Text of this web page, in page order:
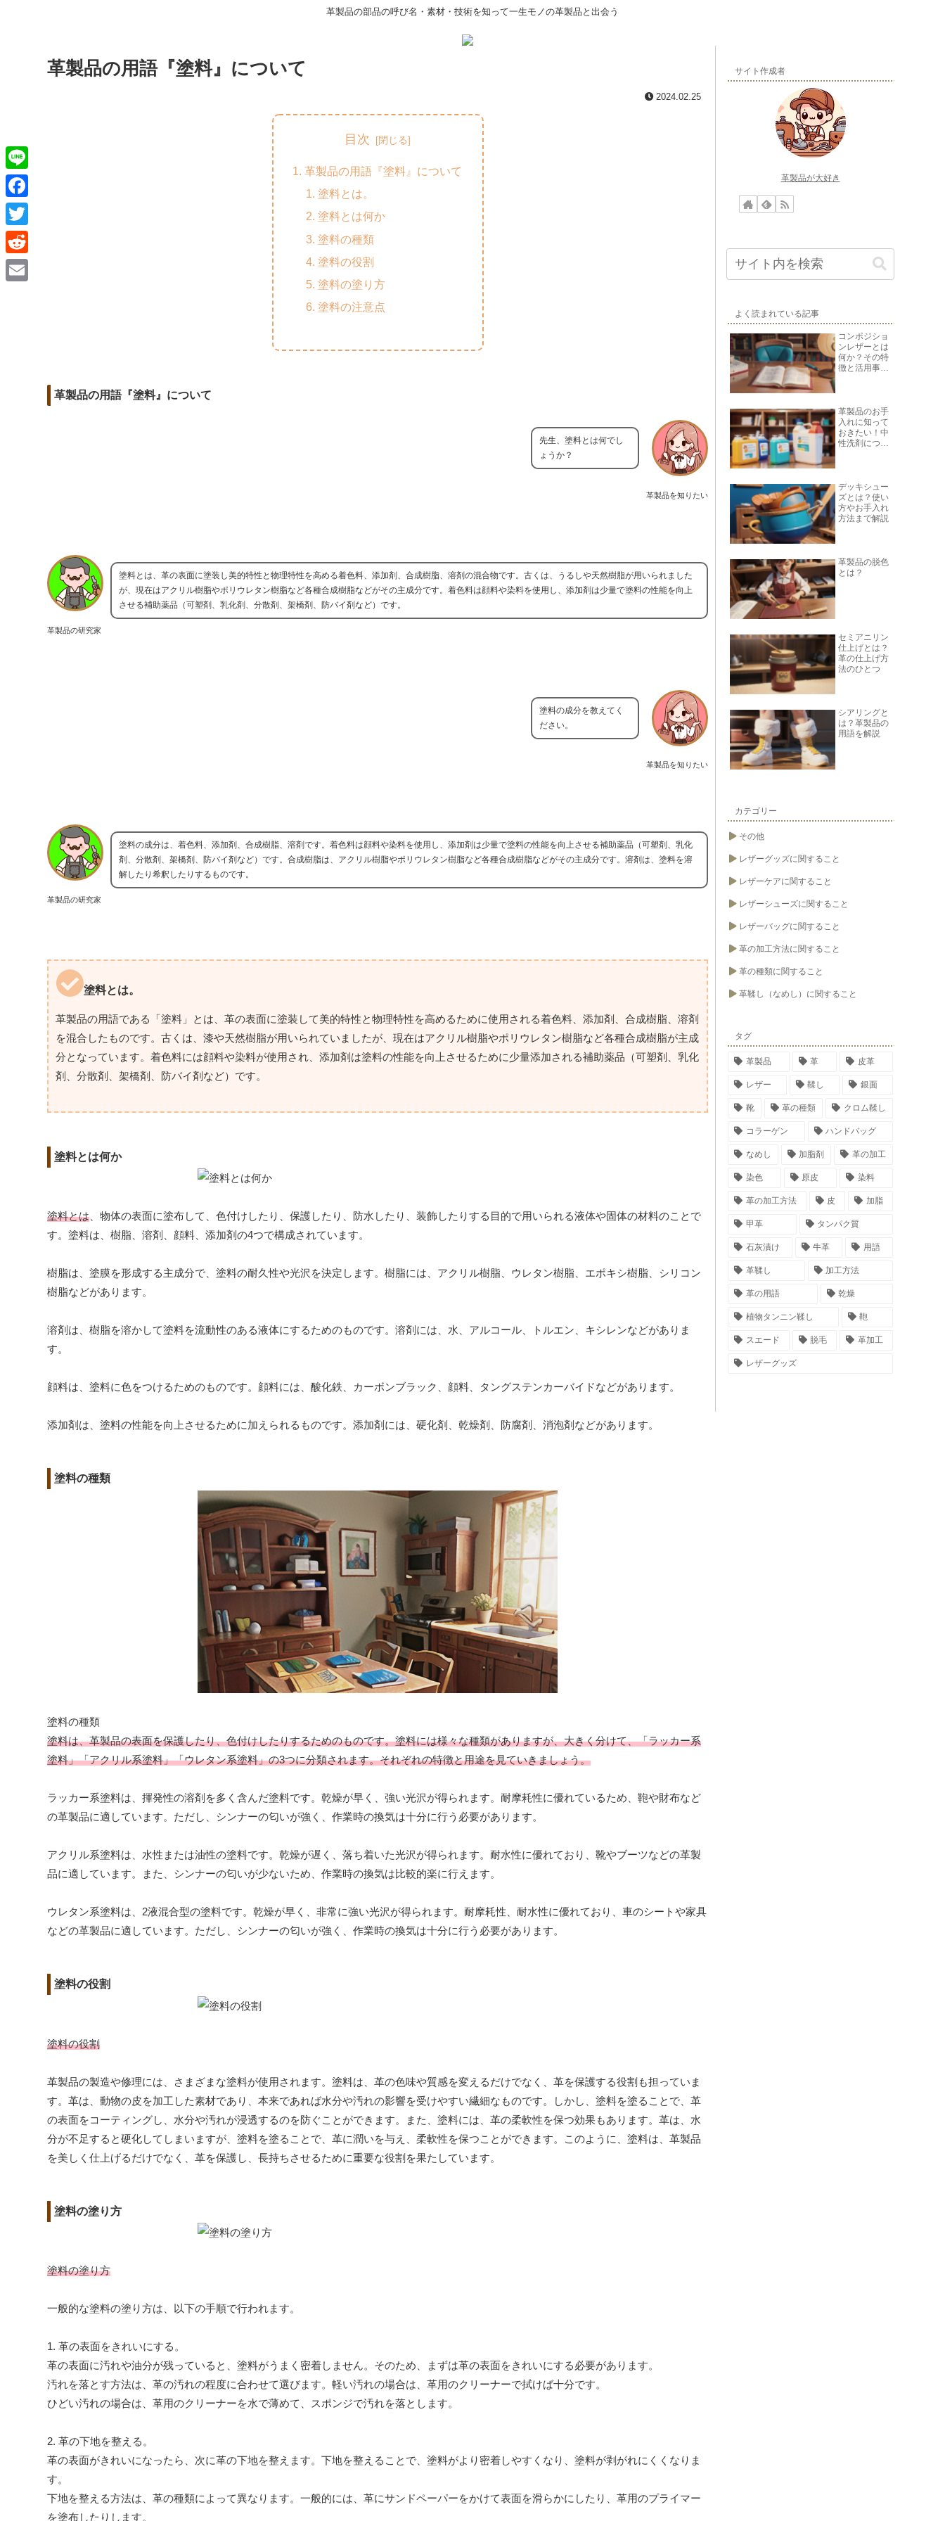
革製品の部品の呼び名・素材・技術を知って一生モノの革製品と出会う
革製品の用語『塗料』について
2024.02.25
目次
革製品の用語『塗料』について
塗料とは。
塗料とは何か
塗料の種類
塗料の役割
塗料の塗り方
塗料の注意点
革製品の用語『塗料』について
革製品を知りたい
先生、塗料とは何でし
ょうか？
革製品の研究家
塗料とは、革の表面に塗装し美的特性と物理特性を高める着色料、添加剤、合成樹脂、溶剤の混合物です。古くは、うるしや天然樹脂が用いられました
が、現在はアクリル樹脂やポリウレタン樹脂など各種合成樹脂などがその主成分です。着色料は顔料や染料を使用し、添加剤は少量で塗料の性能を向上
させる補助薬品（可塑剤、乳化剤、分散剤、架橋剤、防バイ剤など）です。
革製品を知りたい
塗料の成分を教えてく
ださい。
革製品の研究家
塗料の成分は、着色料、添加剤、合成樹脂、溶剤です。着色料は顔料や染料を使用し、添加剤は少量で塗料の性能を向上させる補助薬品（可塑剤、乳化
剤、分散剤、架橋剤、防バイ剤など）です。合成樹脂は、アクリル樹脂やポリウレタン樹脂など各種合成樹脂などがその主成分です。溶剤は、塗料を溶
解したり希釈したりするものです。
塗料とは。
革製品の用語である「塗料」とは、革の表面に塗装して美的特性と物理特性を高めるために使用される着色料、添加剤、合成樹脂、溶剤
を混合したものです。古くは、漆や天然樹脂が用いられていましたが、現在はアクリル樹脂やポリウレタン樹脂など各種合成樹脂が主成
分となっています。着色料には顔料や染料が使用され、添加剤は塗料の性能を向上させるために少量添加される補助薬品（可塑剤、乳化
剤、分散剤、架橋剤、防バイ剤など）です。
塗料とは何か
塗料とは 、物体の表面に塗布して、色付けしたり、保護したり、防水したり、装飾したりする目的で用いられる液体や固体の材料のことで
す。塗料は、樹脂、溶剤、顔料、添加剤の4つで構成されています。
樹脂は、塗膜を形成する主成分で、塗料の耐久性や光沢を決定します。樹脂には、アクリル樹脂、ウレタン樹脂、エポキシ樹脂、シリコン
樹脂などがあります。
溶剤は、樹脂を溶かして塗料を流動性のある液体にするためのものです。溶剤には、水、アルコール、トルエン、キシレンなどがありま
す。
顔料は、塗料に色をつけるためのものです。顔料には、酸化鉄、カーボンブラック、顔料、タングステンカーバイドなどがあります。
添加剤は、塗料の性能を向上させるために加えられるものです。添加剤には、硬化剤、乾燥剤、防腐剤、消泡剤などがあります。
塗料の種類
塗料の種類
塗料は、革製品の表面を保護したり、色付けしたりするためのものです。塗料には様々な種類がありますが、大きく分けて、「ラッカー系
塗料」「アクリル系塗料」「ウレタン系塗料」の3つに分類されます。それぞれの特徴と用途を見ていきましょう。
ラッカー系塗料は、揮発性の溶剤を多く含んだ塗料です。乾燥が早く、強い光沢が得られます。耐摩耗性に優れているため、鞄や財布など
の革製品に適しています。ただし、シンナーの匂いが強く、作業時の換気は十分に行う必要があります。
アクリル系塗料は、水性または油性の塗料です。乾燥が遅く、落ち着いた光沢が得られます。耐水性に優れており、靴やブーツなどの革製
品に適しています。また、シンナーの匂いが少ないため、作業時の換気は比較的楽に行えます。
ウレタン系塗料は、2液混合型の塗料です。乾燥が早く、非常に強い光沢が得られます。耐摩耗性、耐水性に優れており、車のシートや家具
などの革製品に適しています。ただし、シンナーの匂いが強く、作業時の換気は十分に行う必要があります。
塗料の役割
塗料の役割
革製品の製造や修理には、さまざまな塗料が使用されます。塗料は、革の色味や質感を変えるだけでなく、革を保護する役割も担っていま
す。革は、動物の皮を加工した素材であり、本来であれば水分や汚れの影響を受けやすい繊細なものです。しかし、塗料を塗ることで、革
の表面をコーティングし、水分や汚れが浸透するのを防ぐことができます。また、塗料には、革の柔軟性を保つ効果もあります。革は、水
分が不足すると硬化してしまいますが、塗料を塗ることで、革に潤いを与え、柔軟性を保つことができます。このように、塗料は、革製品
を美しく仕上げるだけでなく、革を保護し、長持ちさせるために重要な役割を果たしています。
塗料の塗り方
塗料の塗り方
一般的な塗料の塗り方は、以下の手順で行われます。
1. 革の表面をきれいにする。
革の表面に汚れや油分が残っていると、塗料がうまく密着しません。そのため、まずは革の表面をきれいにする必要があります。
汚れを落とす方法は、革の汚れの程度に合わせて選びます。軽い汚れの場合は、革用のクリーナーで拭けば十分です。
ひどい汚れの場合は、革用のクリーナーを水で薄めて、スポンジで汚れを落とします。
2. 革の下地を整える。
革の表面がきれいになったら、次に革の下地を整えます。下地を整えることで、塗料がより密着しやすくなり、塗料が剥がれにくくなりま
す。
下地を整える方法は、革の種類によって異なります。一般的には、革にサンドペーパーをかけて表面を滑らかにしたり、革用のプライマー
を塗布したりします。
サイト作成者
革製品が大好き
よく読まれている記事
コンポジショ
ンレザーとは
何か？その特
徴と活用事例
革製品のお手
入れに知って
おきたい！中
性洗剤につい
デッキシュー
ズとは？使い
方やお手入れ
方法まで解説
革製品の脱色
とは？
セミアニリン
仕上げとは？
革の仕上げ方
法のひとつ
シアリングと
は？革製品の
用語を解説
カテゴリー
その他
レザーグッズに関すること
レザーケアに関すること
レザーシューズに関すること
レザーバッグに関すること
革の加工方法に関すること
革の種類に関すること
革鞣し（なめし）に関すること
タグ
革製品 革 皮革
レザー 鞣し 銀面
靴 革の種類 クロム鞣し
コラーゲン ハンドバッグ
なめし 加脂剤 革の加工
染色 原皮 染料
革の加工方法 皮 加脂
甲革 タンパク質
石灰漬け 牛革 用語
革鞣し 加工方法
革の用語 乾燥
植物タンニン鞣し 鞄
スエード 脱毛 革加工
レザーグッズ
L
i
n
e
F
a
c
e
T
w
i
R